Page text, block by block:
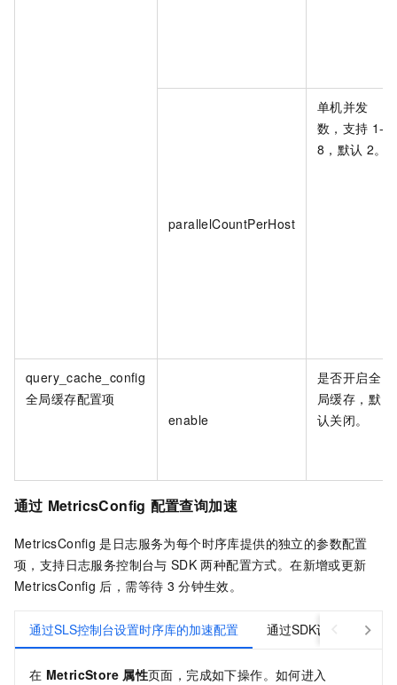
parallelCountPerHost
单机并发
数，支持 1-
8，默认 2。
query_cache_config
全局缓存配置项
enable
是否开启全
局缓存，默
认关闭。
通过 MetricsConfig 配置查询加速
MetricsConfig 是日志服务为每个时序库提供的独立的参数配置
项，支持日志服务控制台与 SDK 两种配置方式。在新增或更新
MetricsConfig 后，需等待 3 分钟生效。
通过SLS控制台设置时序库的加速配置 通过SDK设置时序库的
在 MetricStore 属性页面，完成如下操作。如何进入